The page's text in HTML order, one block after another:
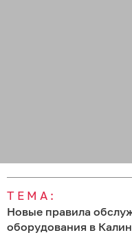
ТЕМА:
Новые правила
оборудования в